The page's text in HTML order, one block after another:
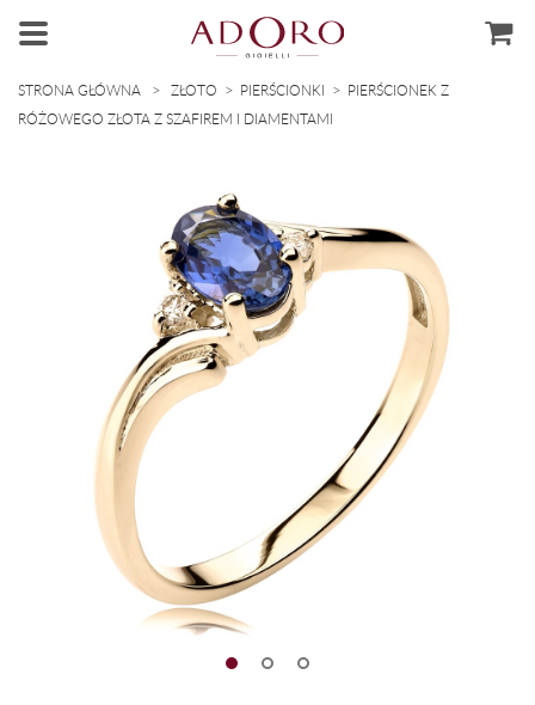
STRONA GŁÓWNA > ZŁOTO > PIERŚCIONKI > PIERŚCIONEK Z
RÓŻOWEGO ZŁOTA Z SZAFIREM I DIAMENTAMI